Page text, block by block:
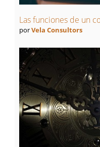
Las funciones de un
porVela Consultors